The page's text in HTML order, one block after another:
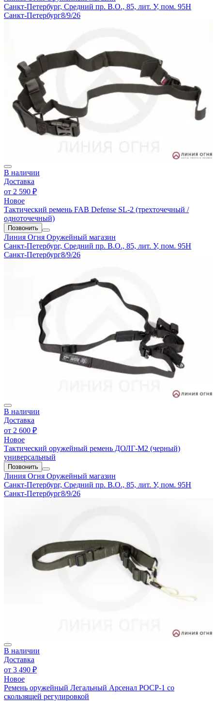
Санкт-Петербург, Средний пр. В.О., 85, лит. У, пом. 95Н
Санкт-Петербург8/9/26
В наличии
Доставка
от 2 590 ₽
Новое
Тактический ремень FAB Defense SL-2 (трехточечный /
одноточечный)
Позвонить
Линия Огня Оружейный магазин
Санкт-Петербург, Средний пр. В.О., 85, лит. У, пом. 95Н
Санкт-Петербург8/9/26
В наличии
Доставка
от 2 600 ₽
Новое
Тактический оружейный ремень ДОЛГ-М2 (черный)
универсальный
Позвонить
Линия Огня Оружейный магазин
Санкт-Петербург, Средний пр. В.О., 85, лит. У, пом. 95Н
Санкт-Петербург8/9/26
В наличии
Доставка
от 3 490 ₽
Новое
Ремень оружейный Легальный Арсенал РОСР-1 cо
скользящей регулировкой